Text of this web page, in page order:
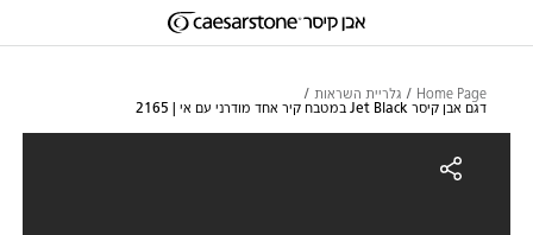
Home Page
גלריית השראות
דגם אבן קיסר Jet Black במטבח קיר אחד מודרני עם אי | 2165
דגם אבן קיסר Jet Black במטבח קיר אחד מודרני עם אי | 2165